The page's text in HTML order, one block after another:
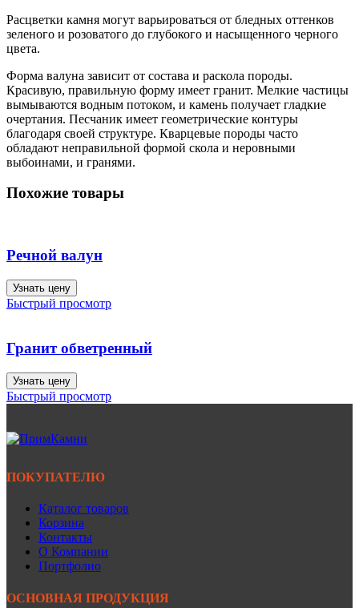
Расцветки камня могут варьироваться от бледных оттенков
зеленого и розоватого до глубокого и насыщенного черного
цвета.
Форма валуна зависит от состава и раскола породы.
Красивую, правильную форму имеет гранит. Мелкие частицы
вымываются водным потоком, и камень получает гладкие
очертания. Песчаник имеет геометрические контуры
благодаря своей структуре. Кварцевые породы часто
обладают неправильной формой скола и неровными
выбоинами, и гранями.
Похожие товары
Речной валун
Узнать цену
Быстрый просмотр
Гранит обветренный
Узнать цену
Быстрый просмотр
ПОКУПАТЕЛЮ
Каталог товаров
Корзина
Контакты
О Компании
Портфолио
ОСНОВНАЯ ПРОДУКЦИЯ